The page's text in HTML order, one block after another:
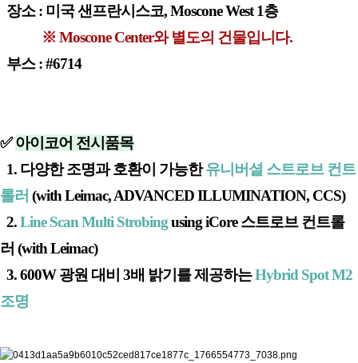
장소 : 미국 샌프란시스코, Moscone West 1층
※ Moscone Center와 별도의 건물입니다.
부스 : #6714
✅아이코어 전시품목
1. 다양한 조명과 호환이 가능한유니버셜 스트로브 컨트
롤러 (with Leimac, ADVANCED ILLUMINATION, CCS)
2.Line Scan Multi Strobingusing iCore 스트로브 컨트롤
러 (with Leimac)
3. 600W 광원 대비 3배 밝기를 제공하는Hybrid Spot M2
조명